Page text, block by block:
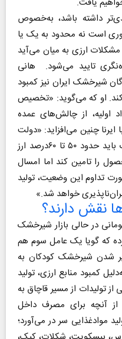
داشته باشد، به‌خصوص
است نه محدود به یک یا
ارزی به میان می‌آید
تایید می‌شود. هانی
شیرخشک ایران نیز کمبود
او که می‌گوید:‌ «تخصیص
اولیه، از چالش‌های عمده
‌چنین می‌افزاید: «دولت
به منظور حمایت از تولید شیرخشک باید حدود ۵۰ تا ۶۰‌درصد ارز
را تامین کند اما امسال
که در صورت تداوم این وضعیت، تولید
خواهد شد.»
نقش دارند؟
و تخصیص ناموزون ارز ۴۲۰۰‌تومانی در حالی بازار شیرخشک
که گویا یک عامل سوم هم
شدن شیرخشک کودکان به
کمبود منابع ارزی، تولید
تولیدات از مسیر قاچاق به
آنچه برای مصرف داخل
موادغذایی سر در می‌آورد؛